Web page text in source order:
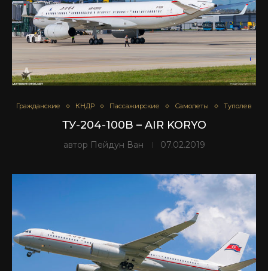
Гражданские КНДР Пассажирские Самолеты Туполев
ТУ-204-100В – AIR KORYO
автор Пейдун Ван 07.02.2019